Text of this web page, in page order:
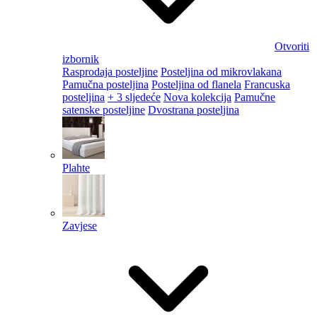
Otvoriti
izbornik
Rasprodaja posteljine Posteljina od mikrovlakana
Pamučna posteljina Posteljina od flanela Francuska
posteljina + 3 sljedeće Nova kolekcija Pamučne
satenske posteljine Dvostrana posteljina
Plahte
Zavjese